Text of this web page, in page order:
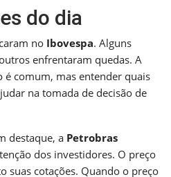
do dia
no Ibovespa. Alguns
enfrentaram quedas. A
comum, mas entender quais
na tomada de decisão de
destaque, a Petrobras
dos investidores. O preço
suas cotações. Quando o preço